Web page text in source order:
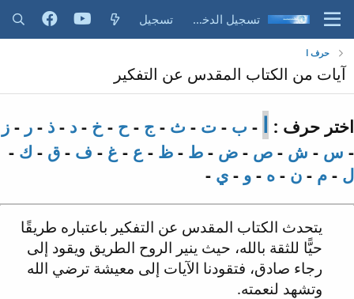
تسجيل الدخول تسجيل
حرف ا
آيات من الكتاب المقدس عن التفكير
اختر حرف : ا - ب - ت - ث - ج - ح - خ - د - ذ - ر - ز
- س - ش - ص - ض - ط - ظ - ع - غ - ف - ق - ك -
ل - م - ن - ه - و - ي -
يتحدث الكتاب المقدس عن التفكير باعتباره طريقًا
حيًّا للثقة بالله، حيث ينير الروح الطريق ويقود إلى
رجاء صادق، فتقودنا الآيات إلى معيشة ترضي الله
وتشهد لنعمته.